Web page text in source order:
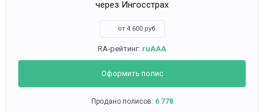
от 4 600 руб.
RA-рейтинг: ruAAA
Оформить полис
Продано полисов: 6 778